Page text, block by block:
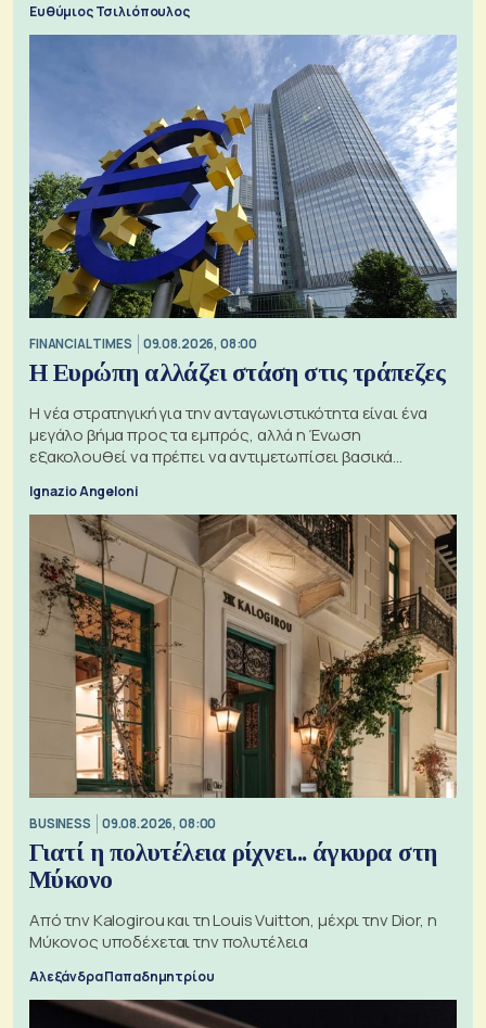
Ευθύμιος Τσιλιόπουλος
FINANCIAL TIMES 09.08.2026, 08:00
Η Ευρώπη αλλάζει στάση στις τράπεζες
Η νέα στρατηγική για την ανταγωνιστικότητα είναι ένα
μεγάλο βήμα προς τα εμπρός, αλλά η Ένωση
εξακολουθεί να πρέπει να αντιμετωπίσει βασικά
Ignazio Angeloni
BUSINESS 09.08.2026, 08:00
Γιατί η πολυτέλεια ρίχνει... άγκυρα στη
Μύκονο
Από την Kalogirou και τη Louis Vuitton, μέχρι την Dior, η
Μύκονος υποδέχεται την πολυτέλεια
Αλεξάνδρα Παπαδημητρίου